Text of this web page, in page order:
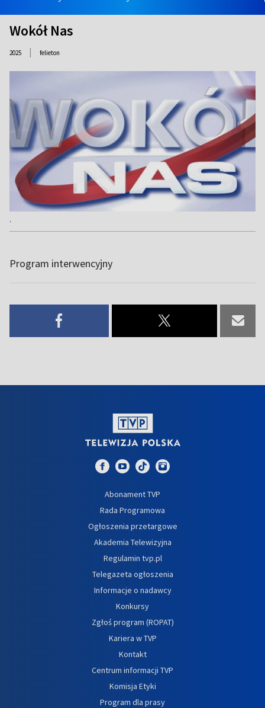
Wokół Nas
2025 | felieton
.
Program interwencyjny
Abonament TVP
Rada Programowa
Ogłoszenia przetargowe
Akademia Telewizyjna
Regulamin tvp.pl
Telegazeta ogłoszenia
Informacje o nadawcy
Konkursy
Zgłoś program (ROPAT)
Kariera w TVP
Kontakt
Centrum informacji TVP
Komisja Etyki
Program dla prasy